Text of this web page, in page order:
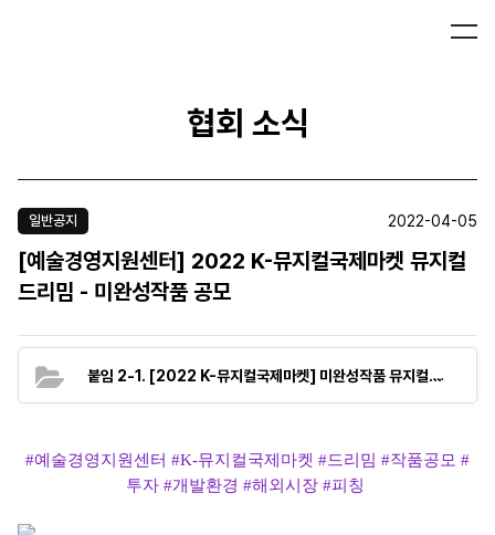
협회 소식
일반공지 2022-04-05
[예술경영지원센터] 2022 K-뮤지컬국제마켓 뮤지컬
드리밈 - 미완성작품 공모
붙임 2-1. [2022 K-뮤지컬국제마켓] 미완성작품 뮤지컬드리밈 공모신청서.hwp
#예술경영지원센터 #K-뮤지컬국제마켓 #드리밈 #작품공모 #
투자 #개발환경 #해외시장 #피칭